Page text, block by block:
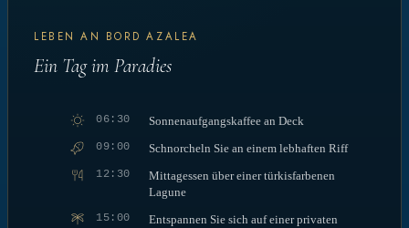
LEBEN AN BORD AZALEA
Ein Tag im Paradies
06:30 Sonnenaufgangskaffee an Deck
09:00 Schnorcheln Sie an einem lebhaften Riff
12:30
Mittagessen über einer türkisfarbenen
Lagune
15:00
Entspannen Sie sich auf einer privaten